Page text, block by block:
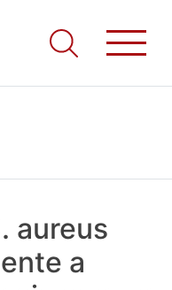
Onde as notícias
na Saúde!
aureus
a